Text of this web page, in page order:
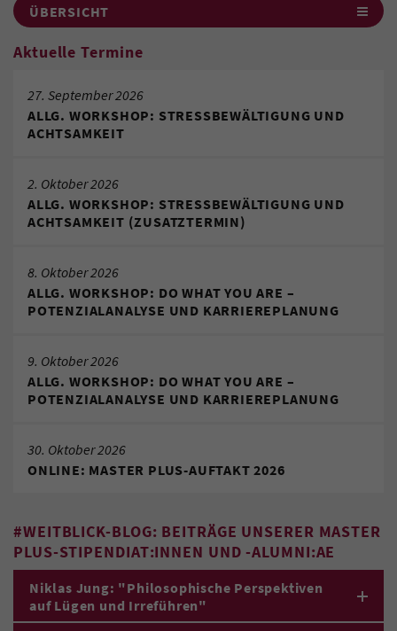
ÜBERSICHT
Aktuelle Termine
27. September 2026
ALLG. WORKSHOP: STRESSBEWÄLTIGUNG UND
ACHTSAMKEIT
2. Oktober 2026
ALLG. WORKSHOP: STRESSBEWÄLTIGUNG UND
ACHTSAMKEIT (ZUSATZTERMIN)
8. Oktober 2026
ALLG. WORKSHOP: DO WHAT YOU ARE –
POTENZIALANALYSE UND KARRIEREPLANUNG
9. Oktober 2026
ALLG. WORKSHOP: DO WHAT YOU ARE –
POTENZIALANALYSE UND KARRIEREPLANUNG
30. Oktober 2026
ONLINE: MASTER PLUS-AUFTAKT 2026
#WEITBLICK-BLOG: BEITRÄGE UNSERER MASTER
PLUS-STIPENDIAT:INNEN UND -ALUMNI:AE
Niklas Jung: "Philosophische Perspektiven
auf Lügen und Irreführen"